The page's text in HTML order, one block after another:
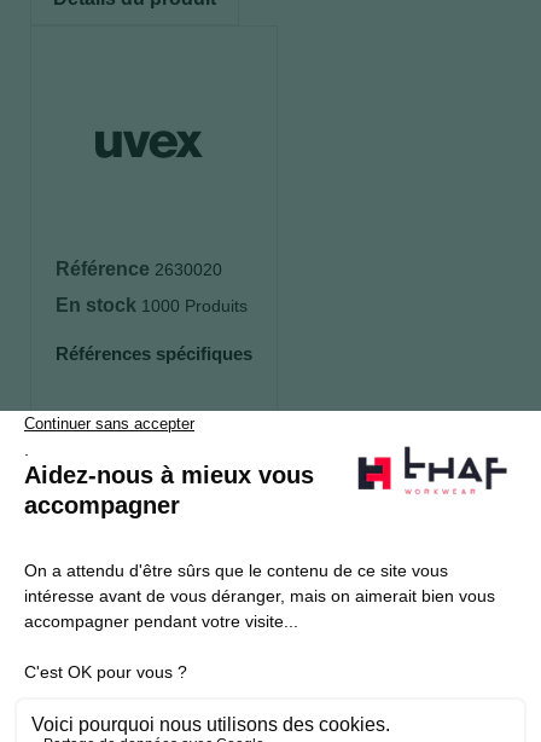
Référence 2630020
En stock 1000 Produits
Références spécifiques
Je souhaite m'inscrire à la newsletter Thaf Workwear